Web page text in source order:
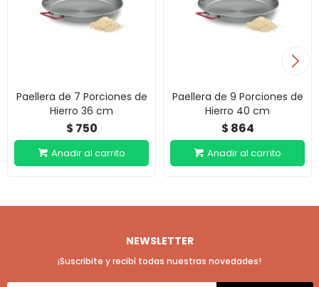
Paellera de 7 Porciones de
Hierro 36 cm
$ 750
Paellera de 9 Porciones de
Hierro 40 cm
$ 864
NEWSLETTER
¡Suscribite y recibí todas nuestras novedades!